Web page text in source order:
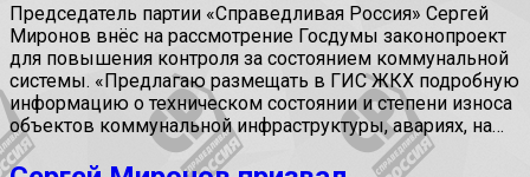
Председатель партии «Справедливая Россия» Сергей
Миронов внёс на рассмотрение Госдумы законопроект
для повышения контроля за состоянием коммунальной
системы. «Предлагаю размещать в ГИС ЖКХ подробную
информацию о техническом состоянии и степени износа
объектов коммунальной инфраструктуры, авариях, на…